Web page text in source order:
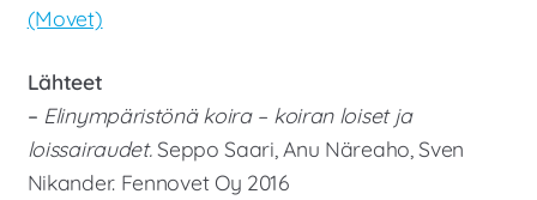
(Movet)
Lähteet
– Elinympäristönä koira – koiran loiset ja
loissairaudet.Seppo Saari, Anu Näreaho, Sven
Nikander. Fennovet Oy 2016